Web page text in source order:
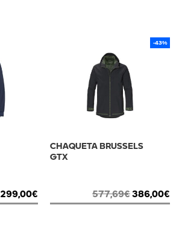
299,00€
-43%
CHAQUETA BRUSSELS
GTX
577,69€386,00€